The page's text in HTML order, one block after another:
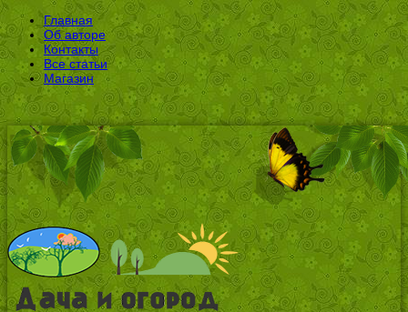
Главная
Об авторе
Контакты
Все статьи
Магазин